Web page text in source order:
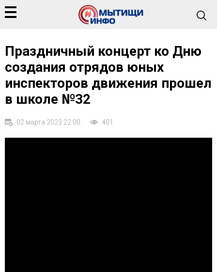
Праздничный концерт ко Дню
создания отрядов юных
инспекторов движения прошел
в школе №32
02 марта 2023 22:00 401